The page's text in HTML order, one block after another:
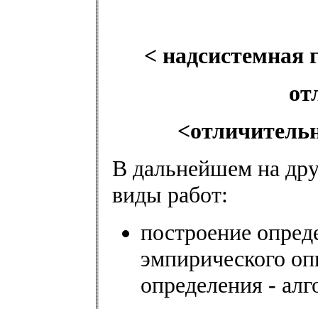
< надсистемная
В дальнейшем на
виды работ:
построение
эмпирического
определения -